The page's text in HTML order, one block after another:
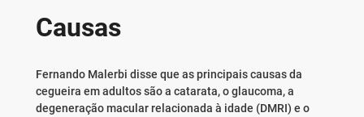
Causas
Fernando Malerbi disse que as principais causas da
cegueira em adultos são a catarata, o glaucoma, a
degeneração macular relacionada à idade (DMRI) e o